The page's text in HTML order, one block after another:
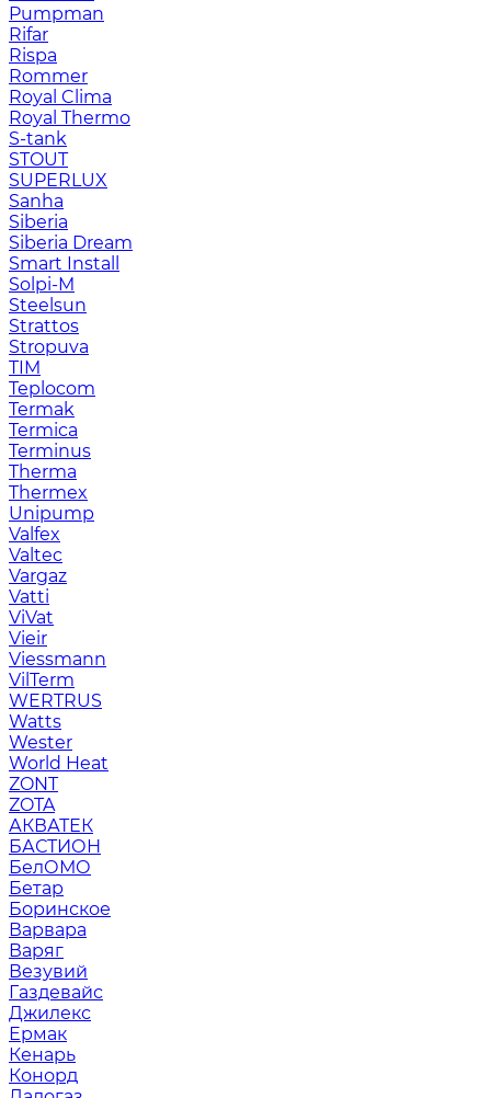
Pumpman
Rifar
Rispa
Rommer
Royal Clima
Royal Thermo
S-tank
STOUT
SUPERLUX
Sanha
Siberia
Siberia Dream
Smart Install
Solpi-M
Steelsun
Strattos
Stropuva
TIM
Teplocom
Termak
Termica
Terminus
Therma
Thermex
Unipump
Valfex
Valtec
Vargaz
Vatti
ViVat
Vieir
Viessmann
VilTerm
WERTRUS
Watts
Wester
World Heat
ZONT
ZOTA
АКВАТЕК
БАСТИОН
БелОМО
Бетар
Боринское
Варвара
Варяг
Везувий
Газдевайс
Джилекс
Ермак
Кенарь
Конорд